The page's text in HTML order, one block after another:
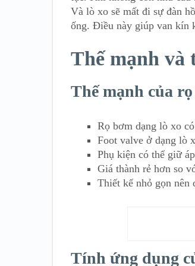
Và lò xo sẽ mất đi sự đàn
ống. Điều này giúp van kín
Thế mạnh và
Thế mạnh của
Rọ bơm dạng lò xo
Foot valve ở dạng lò
Phụ kiện có thể giữ
Giá thành rẻ hơn so
Thiết kế nhỏ gọn nên
Tính ứng dụng